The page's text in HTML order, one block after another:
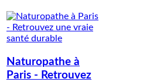
Naturopathe à
Paris - Retrouvez